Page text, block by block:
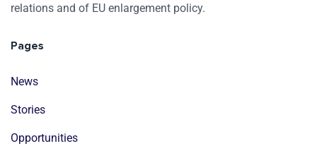
relations and of EU enlargement policy.
Pages
News
Stories
Opportunities